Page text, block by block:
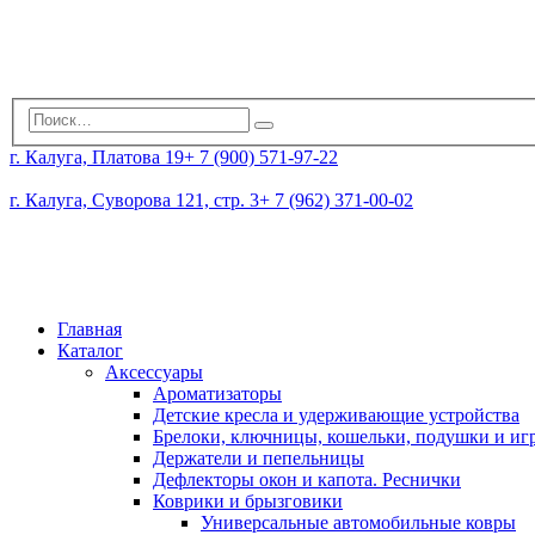
г. Калуга, Платова 19+ 7 (900) 571-97-22
г. Калуга, Суворова 121, стр. 3+ 7 (962) 371-00-02
Главная
Каталог
Аксессуары
Ароматизаторы
Детские кресла и удерживающие устройства
Брелоки, ключницы, кошельки, подушки и
Держатели и пепельницы
Дефлекторы окон и капота. Реснички
Коврики и брызговики
Универсальные автомобильные ковры